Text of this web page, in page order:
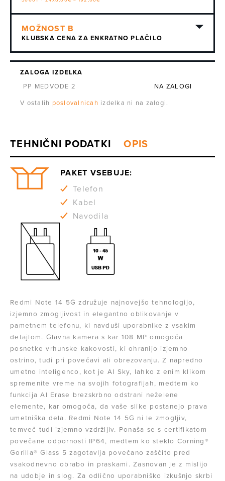
KLUBSKA CENA ZA ENKRATNO PLAČILO
ZALOGA IZDELKA
PP MEDVODE 2
NA ZALOGI
V ostalih poslovalnicah izdelka ni na zalogi.
PAKET VSEBUJE:
Telefon
Kabel
Navodila
Redmi Note 14 5G združuje najnovejšo tehnologijo,
izjemno zmogljivost in elegantno oblikovanje v
pametnem telefonu, ki navduši uporabnike z vsakim
detajlom. Glavna kamera s kar 108 MP omogoča
posnetke vrhunske kakovosti, ki ohranijo izjemno
ostrino, tudi pri povečavi ali obrezovanju. Z napredno
umetno inteligenco, kot je AI Sky, lahko z enim klikom
spremenite vreme na svojih fotografijah, medtem ko
funkcija AI Erase brezskrbno odstrani neželene
elemente, kar omogoča, da vaše slike postanejo prava
umetniška dela. Redmi Note 14 5G ni le zmogljiv,
temveč tudi izjemno vzdržljiv. Ponaša se s certifikatom
povečane odpornosti IP64, medtem ko steklo Corning®
Gorilla® Glass 5 zagotavlja povečano zaščito pred
vsakodnevno obrabo in praskami. Zasnovan je z mislijo
na udobje in slog. Za odlično uporabniško izkušnjo skrbi